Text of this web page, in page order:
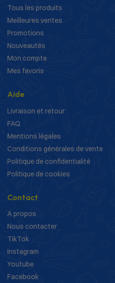
Tous les produits
Meilleures ventes
Promotions
Nouveautés
Mon compte
Mes favoris
Aide
Livraison et retour
FAQ
Mentions légales
Conditions générales de vente
Politique de confidentialité
Politique de cookies
Contact
A propos
Nous contacter
TikTok
Instagram
Youtube
Facebook